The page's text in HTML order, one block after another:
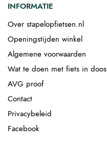
INFORMATIE
Over stapelopfietsen.nl
Openingstijden winkel
Algemene voorwaarden
Wat te doen met fiets in doos
AVG proof
Contact
Privacybeleid
Facebook